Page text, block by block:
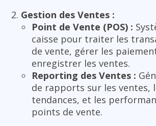
Gestion des Ventes :
Point de Vente (POS) :
caisse pour traiter les
de vente, gérer les
enregistrer les ventes.
Reporting des Ventes :
de rapports sur les ventes,
tendances, et les
points de vente.